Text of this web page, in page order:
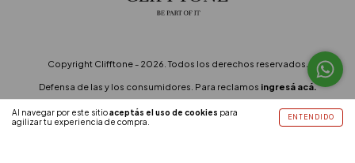
Al navegar por este sitioaceptás el uso de cookies para
agilizar tu experiencia de compra.
ENTENDIDO
Copyright Clifftone - 2026. Todos los derechos reservados.
Defensa de las y los consumidores. Para reclamos ingresá acá.
Botón de arrepentimiento